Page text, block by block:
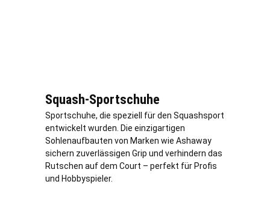
Squash-Sportschuhe
Sportschuhe, die speziell für den Squashsport
entwickelt wurden. Die einzigartigen
Sohlenaufbauten von Marken wie Ashaway
sichern zuverlässigen Grip und verhindern das
Rutschen auf dem Court – perfekt für Profis
und Hobbyspieler.